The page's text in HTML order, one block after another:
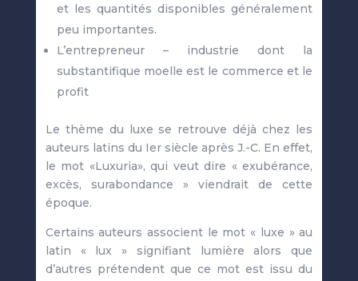
et les quantités disponibles généralement
peu importantes.
L’entrepreneur – industrie dont la
substantifique moelle est le commerce et le
profit
Le thème du luxe se retrouve déjà chez les
auteurs latins du Ier siècle après J.-C. En effet,
le mot «Luxuria», qui veut dire « exubérance,
excès, surabondance » viendrait de cette
époque.
Certains auteurs associent le mot « luxe » au
latin « lux » signifiant lumière alors que
d’autres prétendent que ce mot est issu du